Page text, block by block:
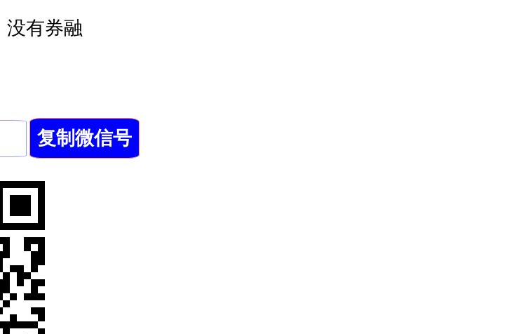
没有券融